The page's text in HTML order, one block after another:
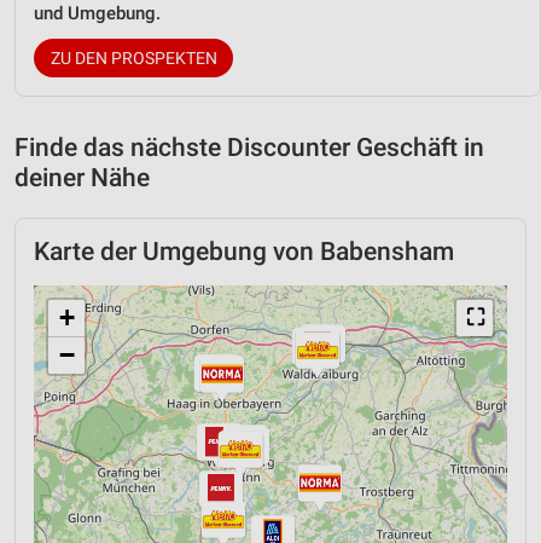
und Umgebung.
ZU DEN PROSPEKTEN
Finde das nächste Discounter Geschäft in
deiner Nähe
Karte der Umgebung von Babensham
⛶
+
−